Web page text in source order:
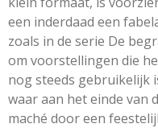
een inderdaad een
zoals in de serie De
om voorstellingen die
nog steeds gebruikelijk
waar aan het einde van
maché door een